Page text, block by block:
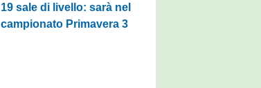
19 sale di livello: sarà nel
campionato Primavera 3